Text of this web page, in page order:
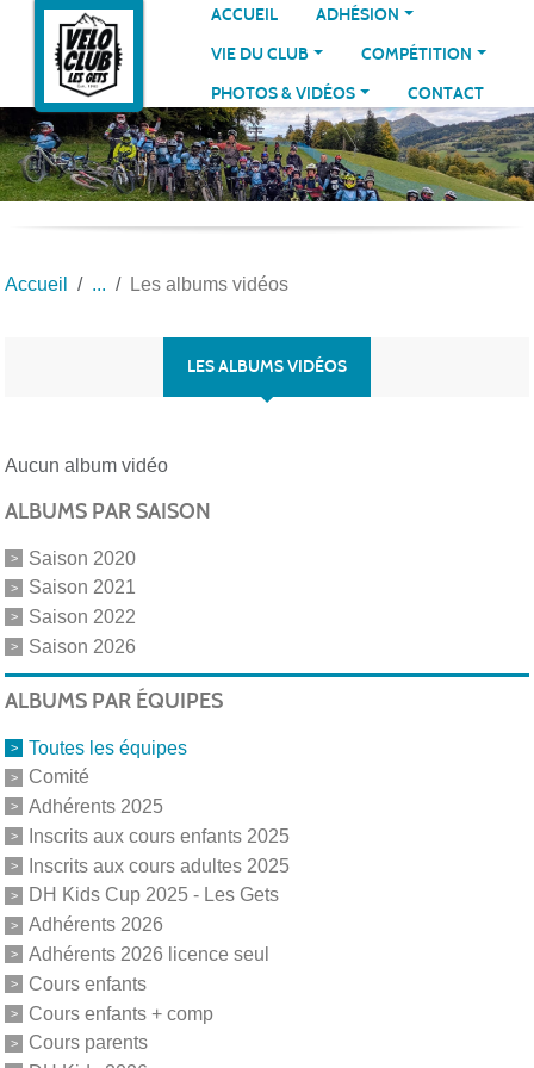
ACCUEIL
ADHÉSION
VIE DU CLUB
COMPÉTITION
PHOTOS & VIDÉOS
CONTACT
Accueil Les albums vidéos
LES ALBUMS VIDÉOS
Aucun album vidéo
ALBUMS PAR SAISON
Saison 2020
Saison 2021
Saison 2022
Saison 2026
ALBUMS PAR ÉQUIPES
Toutes les équipes
Comité
Adhérents 2025
Inscrits aux cours enfants 2025
Inscrits aux cours adultes 2025
DH Kids Cup 2025 - Les Gets
Adhérents 2026
Adhérents 2026 licence seul
Cours enfants
Cours enfants + comp
Cours parents
Panneau de gestion des cookies